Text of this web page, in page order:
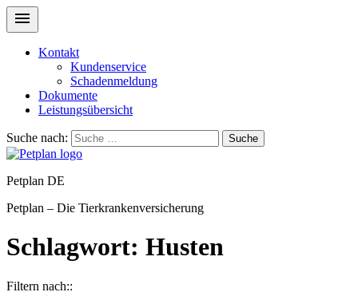
Kontakt
Kundenservice
Schadenmeldung
Dokumente
Leistungsübersicht
Suche nach: Suche
Petplan DE
Petplan – Die Tierkrankenversicherung
Schlagwort: Husten
Filtern nach::